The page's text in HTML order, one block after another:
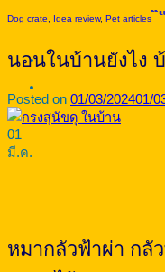
Dog crate, Idea review, Pet articles
นอนในบ้านยังไง
Posted on 01/03/202401/
01
มี.ค.
หมากลัวฟ้าผ่า กลั